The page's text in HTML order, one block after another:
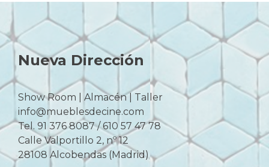
Nueva Dirección
Show Room | Almacén | Taller
info@mueblesdecine.com
Tel. 91 376 8087 / 610 57 47 78
Calle Valportillo 2, nº 12
28108 Alcobendas (Madrid)